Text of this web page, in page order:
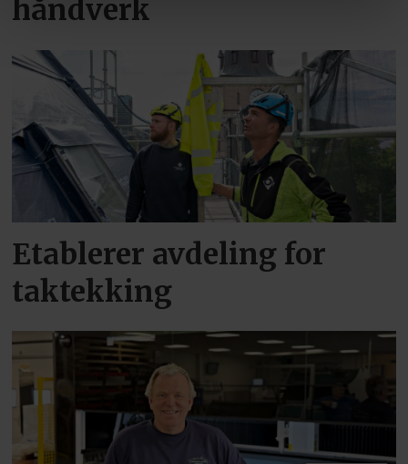
håndverk
Etablerer avdeling for
taktekking